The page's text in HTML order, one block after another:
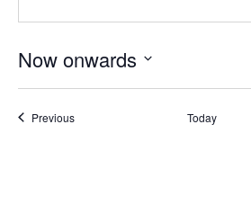
Now onwards
date.
PreviousEvents Today